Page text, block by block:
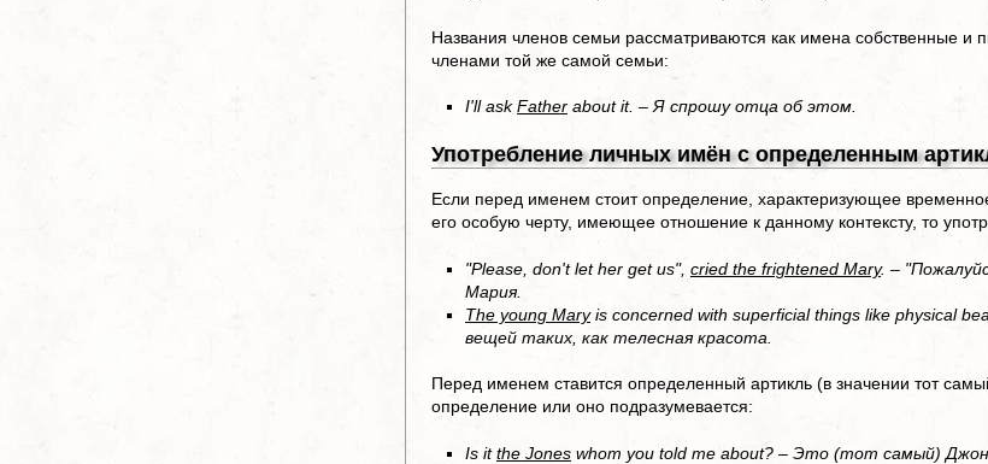
Названия членов семьи рассматриваются как имена собственные и
членами той же самой семьи:
I'll askFather about it. – Я спрошу отца об этом.
Употребление личных имён с определенным
Если перед именем стоит определение, характеризующее
его особую черту, имеющее отношение к данному контексту, то
"Please, don't let her get us", cried the frightened Mary. –
Мария.
The young Maryis concerned with superficial things like physical
вещей таких, как телесная красота.
Перед именем ставится определенный артикль (в значении тот
определение или оно подразумевается:
Is itthe Jones whom you told me about? – Это (тот самый)